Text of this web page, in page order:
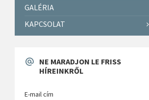
GALÉRIA
KAPCSOLAT
NE MARADJON LE FRISS
HÍREINKRŐL
E-mail cím